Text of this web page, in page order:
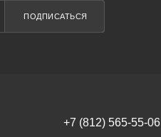
ПОДПИСАТЬСЯ
+7 (812) 565-55-06